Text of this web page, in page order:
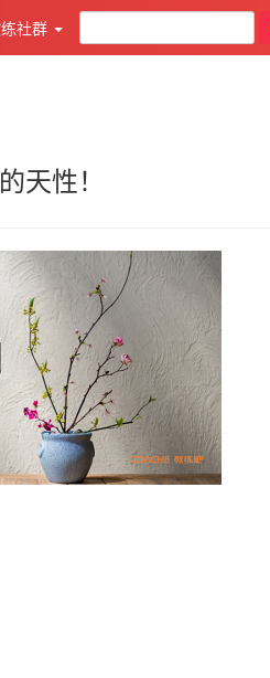
社群
天性！